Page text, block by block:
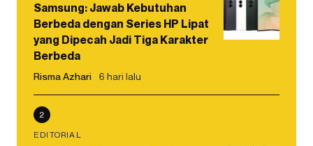
Samsung: Jawab Kebutuhan
Berbeda dengan Series HP Lipat
yang Dipecah Jadi Tiga Karakter
Berbeda
Risma Azhari 6 hari lalu
2
EDITORIAL